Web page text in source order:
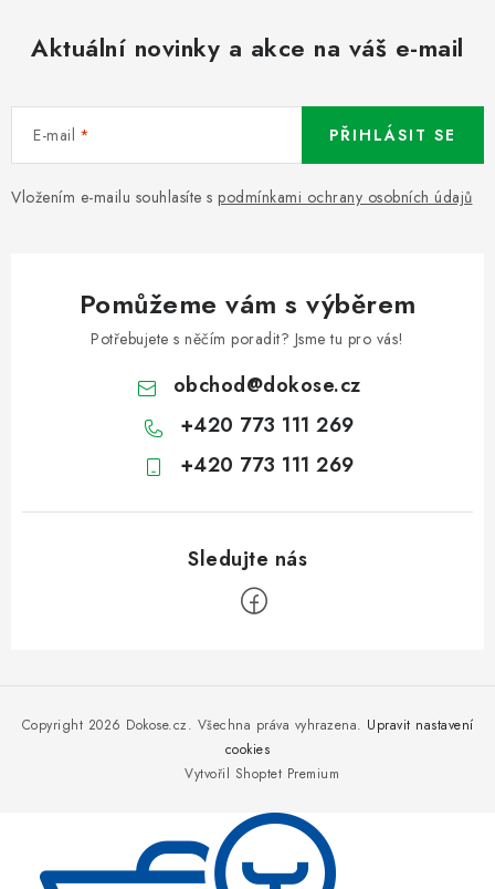
Aktuální novinky a akce na váš e-mail
E-mail
Vložením e-mailu souhlasíte s podmínkami ochrany osobních údajů
PŘIHLÁSIT SE
Pomůžeme vám s výběrem
Potřebujete s něčím poradit? Jsme tu pro vás!
obchod@dokose.cz
+420 773 111 269
+420 773 111 269
Vytvořil Shoptet Premium
Copyright 2026 Dokose.cz. Všechna práva vyhrazena. Upravit nastavení
cookies